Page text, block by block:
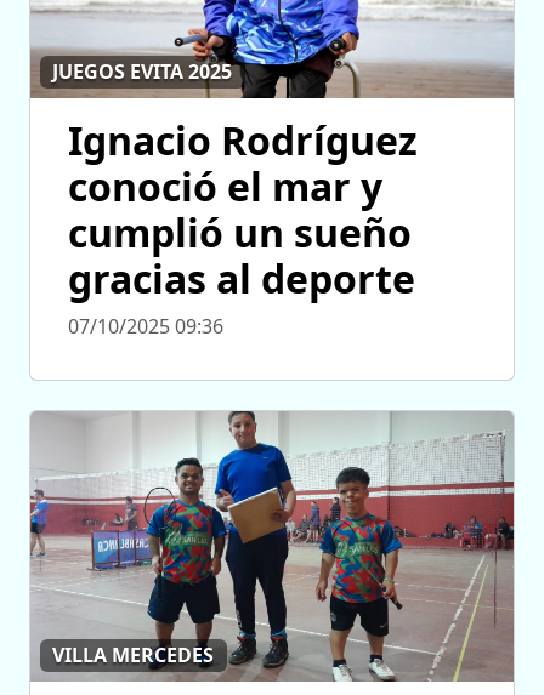
JUEGOS EVITA 2025
Ignacio Rodríguez
conoció el mar y
cumplió un sueño
gracias al deporte
07/10/2025 09:36
VILLA MERCEDES